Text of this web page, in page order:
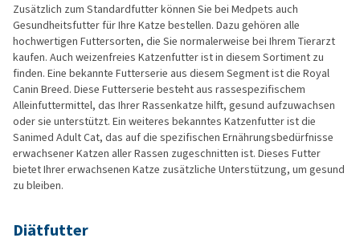
Zusätzlich zum Standardfutter können Sie bei Medpets auch
Gesundheitsfutter für Ihre Katze bestellen. Dazu gehören alle
hochwertigen Futtersorten, die Sie normalerweise bei Ihrem Tierarzt
kaufen. Auch weizenfreies Katzenfutter ist in diesem Sortiment zu
finden. Eine bekannte Futterserie aus diesem Segment ist die Royal
Canin Breed. Diese Futterserie besteht aus rassespezifischem
Alleinfuttermittel, das Ihrer Rassenkatze hilft, gesund aufzuwachsen
oder sie unterstützt. Ein weiteres bekanntes Katzenfutter ist die
Sanimed Adult Cat, das auf die spezifischen Ernährungsbedürfnisse
erwachsener Katzen aller Rassen zugeschnitten ist. Dieses Futter
bietet Ihrer erwachsenen Katze zusätzliche Unterstützung, um gesund
zu bleiben.
Diätfutter